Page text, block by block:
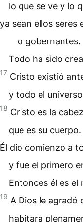
lo que se ve y lo
ya sean ellos seres
o gobernantes.
Todo ha sido
17 Cristo existió
y todo el
18 Cristo es la
que es su cuerpo.
Él dio comienzo a
y fue el primero
Entonces él es
19 A Dios le agradó
habitara